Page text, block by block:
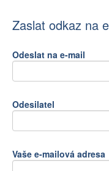
Zaslat odkaz na
Odeslat na e-mail
Odesilatel
Vaše e-mailová adresa